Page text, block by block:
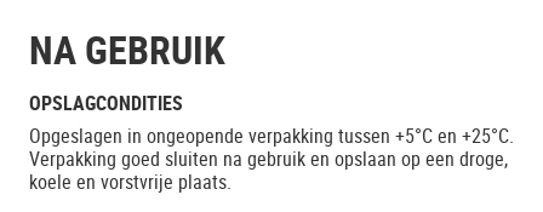
NA GEBRUIK
OPSLAGCONDITIES
Opgeslagen in ongeopende verpakking tussen +5°C en +25°C.
Verpakking goed sluiten na gebruik en opslaan op een droge,
koele en vorstvrije plaats.